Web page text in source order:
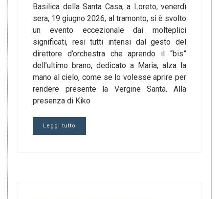
Basilica della Santa Casa, a Loreto, venerdì
sera, 19 giugno 2026, al tramonto, si è svolto
un evento eccezionale dai molteplici
significati, resi tutti intensi dal gesto del
direttore d’orchestra che aprendo il “bis”
dell’ultimo brano, dedicato a Maria, alza la
mano al cielo, come se lo volesse aprire per
rendere presente la Vergine Santa. Alla
presenza di Kiko
Leggi tutto